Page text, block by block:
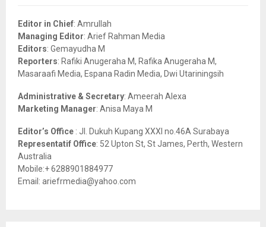
o
r
:
Editor in Chief: Amrullah
Managing Editor: Arief Rahman Media
Editors: Gemayudha M
Reporters: Rafiki Anugeraha M, Rafika Anugeraha M,
Masaraafi Media, Espana Radin Media, Dwi Utariningsih
Administrative & Secretary: Ameerah Alexa
Marketing Manager: Anisa Maya M
Editor’s Office : Jl. Dukuh Kupang XXXI no.46A Surabaya
Representatif Office: 52 Upton St, St James, Perth, Western
Australia
Mobile:+ 6288901884977
Email: ariefrmedia@yahoo.com